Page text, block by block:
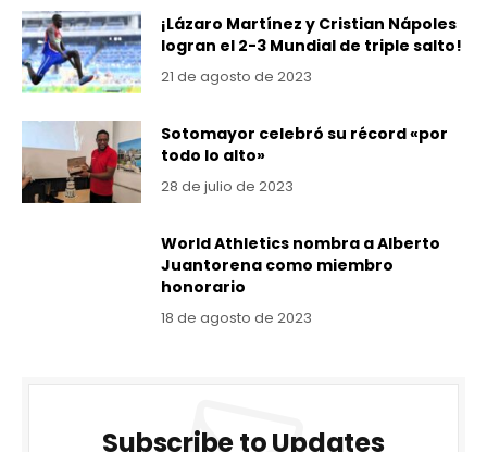
¡Lázaro Martínez y Cristian Nápoles
logran el 2-3 Mundial de triple salto!
21 de agosto de 2023
Sotomayor celebró su récord «por
todo lo alto»
28 de julio de 2023
World Athletics nombra a Alberto
Juantorena como miembro
honorario
18 de agosto de 2023
Subscribe to Updates